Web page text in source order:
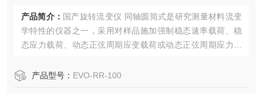
产品简介： 国产旋转流变仪 同轴圆筒式是研究测量材料流变
学特性的仪器之一，采用对样品施加强制稳态速率载荷、稳
态应力载荷、动态正弦周期应变载荷或动态正弦周期应力载
切速率、剪切应力、振荡频率、应力应变振幅等流变数据，
产品型号： EVO-RR-100